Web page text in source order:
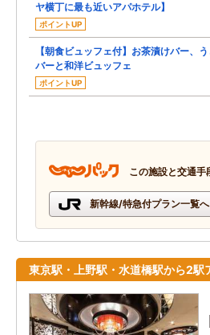
ヤ横丁に最も近いアパホテル】
ポイントUP
【朝食ビュッフェ付】お茶漬けバー、
バーと和洋ビュッフェ
ポイントUP
この施設と交通
新幹線/特急付プラン一覧へ
東京駅・上野駅・水道橋駅から2駅